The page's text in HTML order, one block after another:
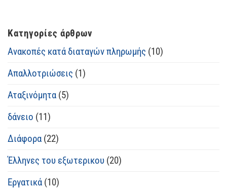
Κατηγορίες άρθρων
Ανακοπές κατά διαταγών πληρωμής (10)
Απαλλοτριώσεις (1)
Αταξινόμητα (5)
δάνειο (11)
Διάφορα (22)
Έλληνες του εξωτερικου (20)
Εργατικά (10)